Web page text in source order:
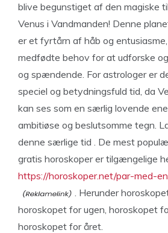
blive begunstiget af den magiske
Venus i Vandmanden! Denne
er et fyrtårn af håb og
medfødte behov for at udforske
og spændende. For astrologer er
speciel og betydningsfuld tid, da
kan ses som en særlig lovende
ambitiøse og beslutsomme tegn.
denne særlige tid . De mest
gratis horoskoper er tilgængelige
https://horoskoper.net/par-med-
. Herunder
horoskopet for ugen, horoskopet
horoskopet for året.